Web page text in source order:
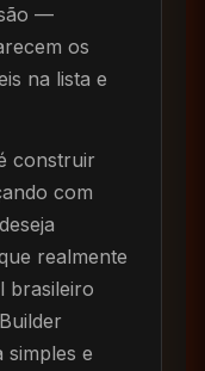
—
os
na lista e
construir
com
realmente
brasileiro
e